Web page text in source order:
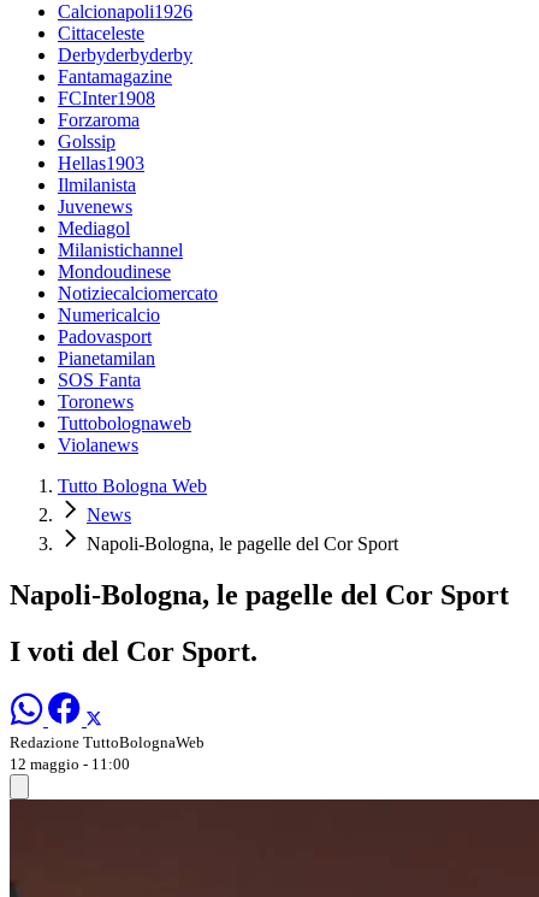
Calcionapoli1926
Cittaceleste
Derbyderbyderby
Fantamagazine
FCInter1908
Forzaroma
Golssip
Hellas1903
Ilmilanista
Juvenews
Mediagol
Milanistichannel
Mondoudinese
Notiziecalciomercato
Numericalcio
Padovasport
Pianetamilan
SOS Fanta
Toronews
Tuttobolognaweb
Violanews
Tutto Bologna Web
News
Napoli-Bologna, le pagelle del Cor Sport
Napoli-Bologna, le pagelle del Cor Sport
I voti del Cor Sport.
Redazione TuttoBolognaWeb
12 maggio - 11:00